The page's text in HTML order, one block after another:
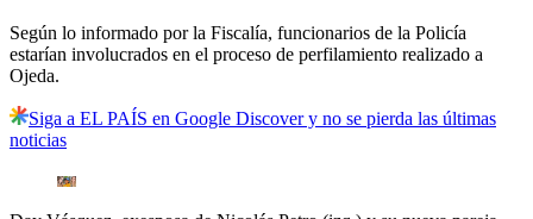
Según lo informado por la Fiscalía, funcionarios de la Policía
estarían involucrados en el proceso de perfilamiento realizado a
Ojeda.
Siga a EL PAÍS en Google Discover y no se pierda las últimas
noticias